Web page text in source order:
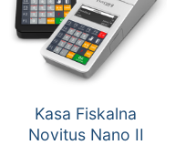
Kasa Fiskalna
Novitus Nano II